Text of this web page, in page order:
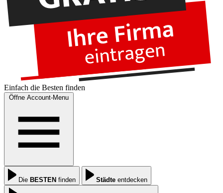
Einfach die Besten finden
Öffne Account-Menu
Die BESTEN finden Städte entdecken